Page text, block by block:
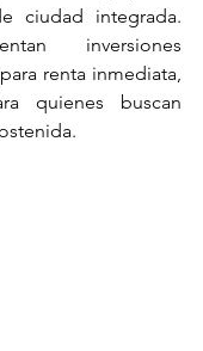
ciudad integrada.
inversiones
renta inmediata,
quienes buscan